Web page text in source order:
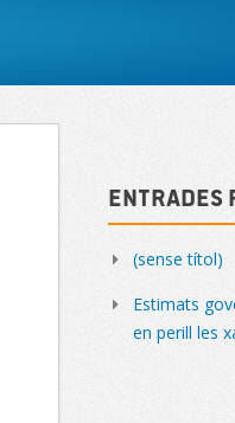
Entrades
(sense títol)
Estimats
en perill les